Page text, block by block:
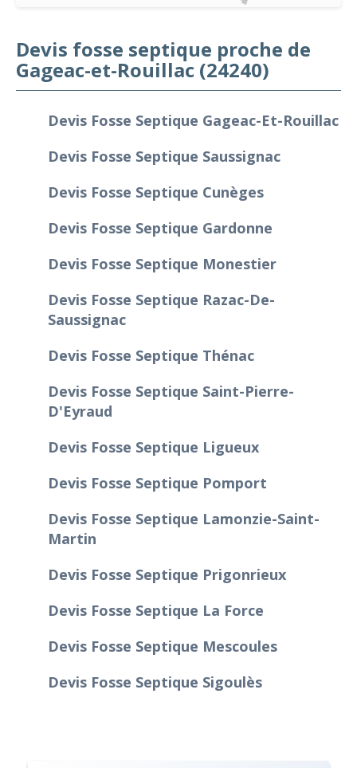
Devis fosse septique proche de
Gageac-et-Rouillac (24240)
Devis Fosse Septique Gageac-Et-Rouillac
Devis Fosse Septique Saussignac
Devis Fosse Septique Cunèges
Devis Fosse Septique Gardonne
Devis Fosse Septique Monestier
Devis Fosse Septique Razac-De-
Saussignac
Devis Fosse Septique Thénac
Devis Fosse Septique Saint-Pierre-
D'Eyraud
Devis Fosse Septique Ligueux
Devis Fosse Septique Pomport
Devis Fosse Septique Lamonzie-Saint-
Martin
Devis Fosse Septique Prigonrieux
Devis Fosse Septique La Force
Devis Fosse Septique Mescoules
Devis Fosse Septique Sigoulès